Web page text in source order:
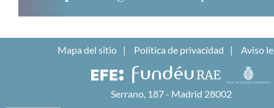
Mapa del sitio Política de privacidad Aviso
Serrano, 187 - Madrid 28002